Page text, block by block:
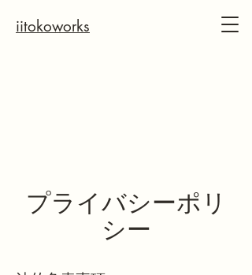
iitokoworks
プライバシーポリ
シー